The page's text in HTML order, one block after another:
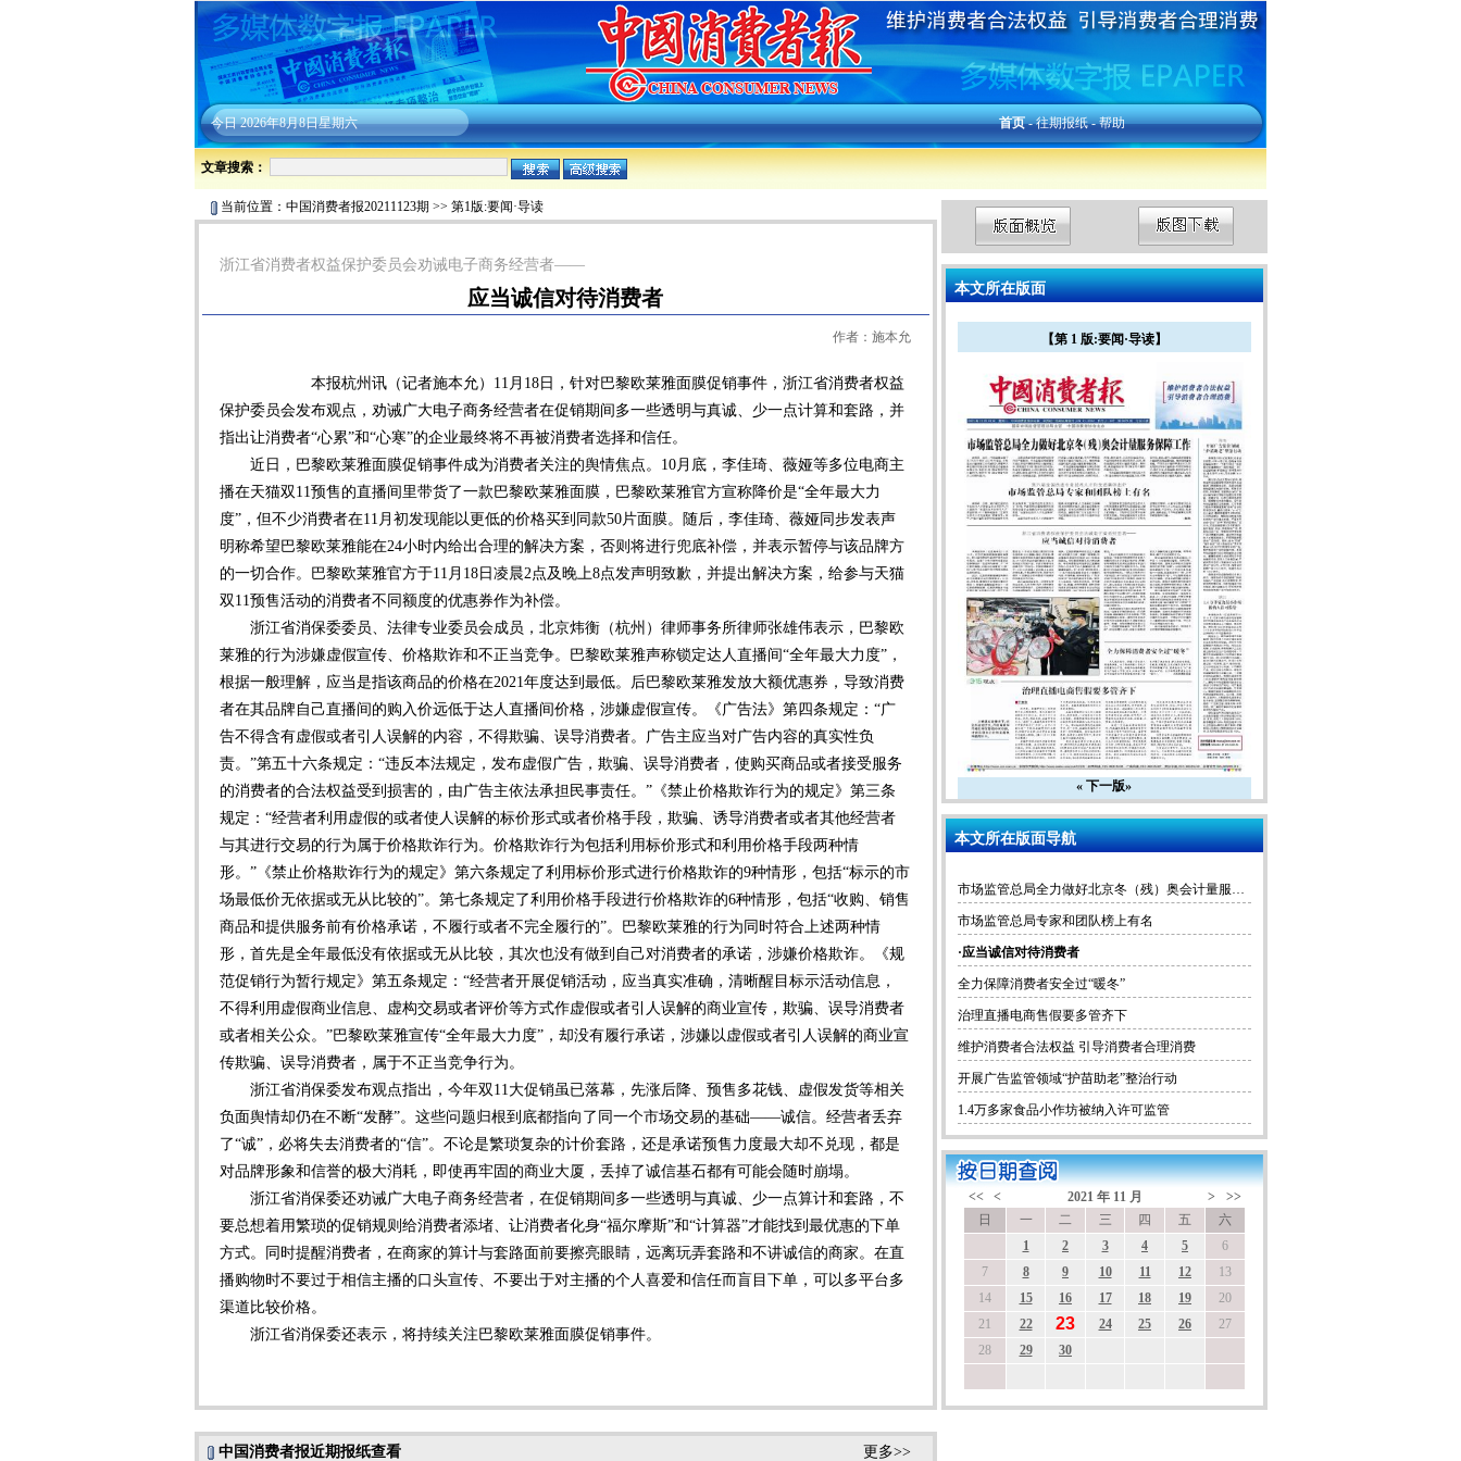
今日2026年8月8日星期六 首页-往期报纸-帮助
文章搜索：
当前位置： 中国消费者报20211123期 >> 第1版:要闻·导读
浙江省消费者权益保护委员会劝诫电子商务经营者——
应当诚信对待消费者
作者：施本允
本报杭州讯（记者施本允）11月18日，针对巴黎欧莱雅面膜促销事件，浙江省消费者权益
保护委员会发布观点，劝诫广大电子商务经营者在促销期间多一些透明与真诚、少一点计算和套路，并
指出让消费者“心累”和“心寒”的企业最终将不再被消费者选择和信任。
近日，巴黎欧莱雅面膜促销事件成为消费者关注的舆情焦点。10月底，李佳琦、薇娅等多位电商主
播在天猫双11预售的直播间里带货了一款巴黎欧莱雅面膜，巴黎欧莱雅官方宣称降价是“全年最大力
度”，但不少消费者在11月初发现能以更低的价格买到同款50片面膜。随后，李佳琦、薇娅同步发表声
明称希望巴黎欧莱雅能在24小时内给出合理的解决方案，否则将进行兜底补偿，并表示暂停与该品牌方
的一切合作。巴黎欧莱雅官方于11月18日凌晨2点及晚上8点发声明致歉，并提出解决方案，给参与天猫
双11预售活动的消费者不同额度的优惠券作为补偿。
浙江省消保委委员、法律专业委员会成员，北京炜衡（杭州）律师事务所律师张雄伟表示，巴黎欧
莱雅的行为涉嫌虚假宣传、价格欺诈和不正当竞争。巴黎欧莱雅声称锁定达人直播间“全年最大力度”，
根据一般理解，应当是指该商品的价格在2021年度达到最低。后巴黎欧莱雅发放大额优惠券，导致消费
者在其品牌自己直播间的购入价远低于达人直播间价格，涉嫌虚假宣传。《广告法》第四条规定：“广
告不得含有虚假或者引人误解的内容，不得欺骗、误导消费者。广告主应当对广告内容的真实性负
责。”第五十六条规定：“违反本法规定，发布虚假广告，欺骗、误导消费者，使购买商品或者接受服务
的消费者的合法权益受到损害的，由广告主依法承担民事责任。”《禁止价格欺诈行为的规定》第三条
规定：“经营者利用虚假的或者使人误解的标价形式或者价格手段，欺骗、诱导消费者或者其他经营者
与其进行交易的行为属于价格欺诈行为。价格欺诈行为包括利用标价形式和利用价格手段两种情
形。”《禁止价格欺诈行为的规定》第六条规定了利用标价形式进行价格欺诈的9种情形，包括“标示的市
场最低价无依据或无从比较的”。第七条规定了利用价格手段进行价格欺诈的6种情形，包括“收购、销售
商品和提供服务前有价格承诺，不履行或者不完全履行的”。巴黎欧莱雅的行为同时符合上述两种情
形，首先是全年最低没有依据或无从比较，其次也没有做到自己对消费者的承诺，涉嫌价格欺诈。《规
范促销行为暂行规定》第五条规定：“经营者开展促销活动，应当真实准确，清晰醒目标示活动信息，
不得利用虚假商业信息、虚构交易或者评价等方式作虚假或者引人误解的商业宣传，欺骗、误导消费者
或者相关公众。”巴黎欧莱雅宣传“全年最大力度”，却没有履行承诺，涉嫌以虚假或者引人误解的商业宣
传欺骗、误导消费者，属于不正当竞争行为。
浙江省消保委发布观点指出，今年双11大促销虽已落幕，先涨后降、预售多花钱、虚假发货等相关
负面舆情却仍在不断“发酵”。这些问题归根到底都指向了同一个市场交易的基础——诚信。经营者丢弃
了“诚”，必将失去消费者的“信”。不论是繁琐复杂的计价套路，还是承诺预售力度最大却不兑现，都是
对品牌形象和信誉的极大消耗，即使再牢固的商业大厦，丢掉了诚信基石都有可能会随时崩塌。
浙江省消保委还劝诫广大电子商务经营者，在促销期间多一些透明与真诚、少一点算计和套路，不
要总想着用繁琐的促销规则给消费者添堵、让消费者化身“福尔摩斯”和“计算器”才能找到最优惠的下单
方式。同时提醒消费者，在商家的算计与套路面前要擦亮眼睛，远离玩弄套路和不讲诚信的商家。在直
播购物时不要过于相信主播的口头宣传、不要出于对主播的个人喜爱和信任而盲目下单，可以多平台多
渠道比较价格。
浙江省消保委还表示，将持续关注巴黎欧莱雅面膜促销事件。
更多>>
中国消费者报近期报纸查看
本文所在版面
【第 1 版:要闻·导读】
« 下一版»
本文所在版面导航
市场监管总局全力做好北京冬（残）奥会计量服务保障工作
市场监管总局专家和团队榜上有名
·应当诚信对待消费者
全力保障消费者安全过“暖冬”
治理直播电商售假要多管齐下
维护消费者合法权益 引导消费者合理消费
开展广告监管领域“护苗助老”整治行动
1.4万多家食品小作坊被纳入许可监管